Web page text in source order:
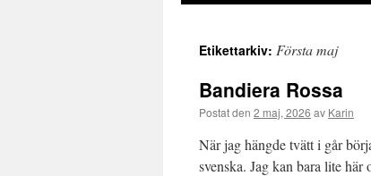
Etikettarkiv: Första maj
Bandiera Rossa
Postat den 2 maj, 2026 av Karin
När jag hängde tvätt i går
svenska. Jag kan bara lite